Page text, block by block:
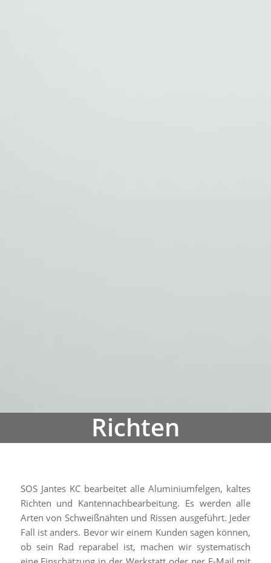
SOS Jantes KC bearbeitet alle Aluminiumfelgen, kaltes
Richten und Kantennachbearbeitung. Es werden alle
Arten von Schweißnähten und Rissen ausgeführt. Jeder
Fall ist anders. Bevor wir einem Kunden sagen können,
ob sein Rad reparabel ist, machen wir systematisch